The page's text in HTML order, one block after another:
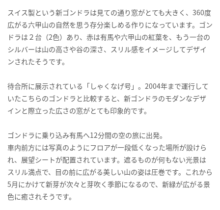
スイス製という新ゴンドラは見ての通り窓がとても大きく、360度
広がる六甲山の自然を思う存分楽しめる作りになっています。ゴン
ドラは２台（2色）あり、赤は有馬や六甲山の紅葉を、もう一台の
シルバーは山の高さや谷の深さ、スリル感をイメージしてデザイ
ンされたそうです。
待合所に展示されている「しゃくなげ号」。2004年まで運行して
いたこちらのゴンドラと比較すると、新ゴンドラのモダンなデザ
インと際立った広さの窓がとても印象的です。
ゴンドラに乗り込み有馬へ12分間の空の旅に出発。
車内前方には写真のようにフロアが一段低くなった場所が設けら
れ、展望シートが配置されています。遮るものが何もない光景は
スリル満点で、目の前に広がる美しい山の姿は圧巻です。これから
5月にかけて新芽が次々と芽吹く季節になるので、新緑が広がる景
色に癒されそうです。